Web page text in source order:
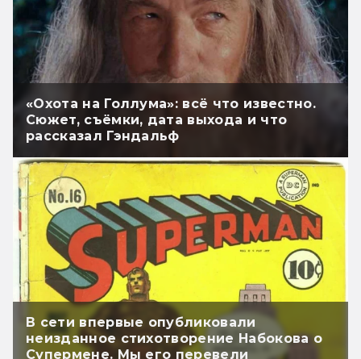
«Охота на Голлума»: всё что известно.
Сюжет, съёмки, дата выхода и что
рассказал Гэндальф
В сети впервые опубликовали
неизданное стихотворение Набокова о
Супермене. Мы его перевели